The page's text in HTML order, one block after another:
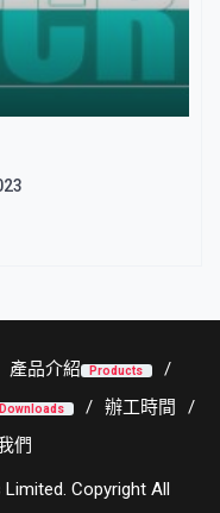
產品介紹 Products
Downloads
辦工時間
們
Copyright All